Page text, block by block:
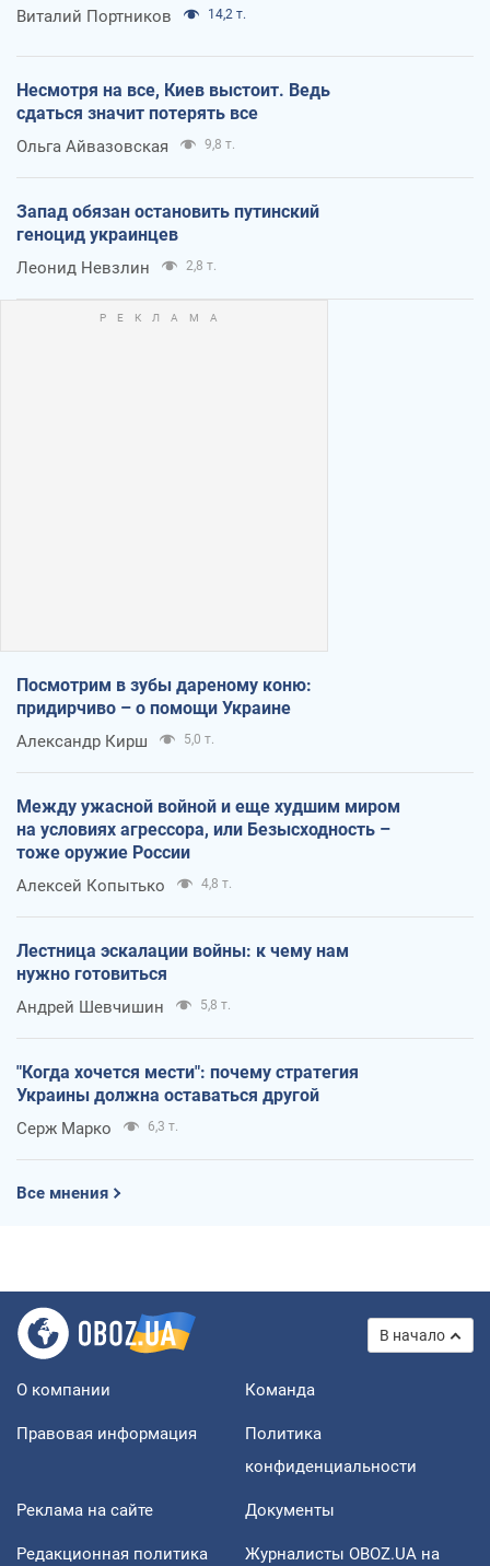
Виталий Портников 14,2 т.
Несмотря на все, Киев выстоит. Ведь
сдаться значит потерять все
Ольга Айвазовская 9,8 т.
Запад обязан остановить путинский
геноцид украинцев
Леонид Невзлин 2,8 т.
Посмотрим в зубы дареному коню:
придирчиво – о помощи Украине
Александр Кирш 5,0 т.
Между ужасной войной и еще худшим миром
на условиях агрессора, или Безысходность –
тоже оружие России
Алексей Копытько 4,8 т.
Лестница эскалации войны: к чему нам
нужно готовиться
Андрей Шевчишин 5,8 т.
"Когда хочется мести": почему стратегия
Украины должна оставаться другой
Серж Марко 6,3 т.
Все мнения
В начало
О компании Команда
Правовая информация
Политика
конфиденциальности
Реклама на сайте Документы
Редакционная политика
Журналисты OBOZ.UA на